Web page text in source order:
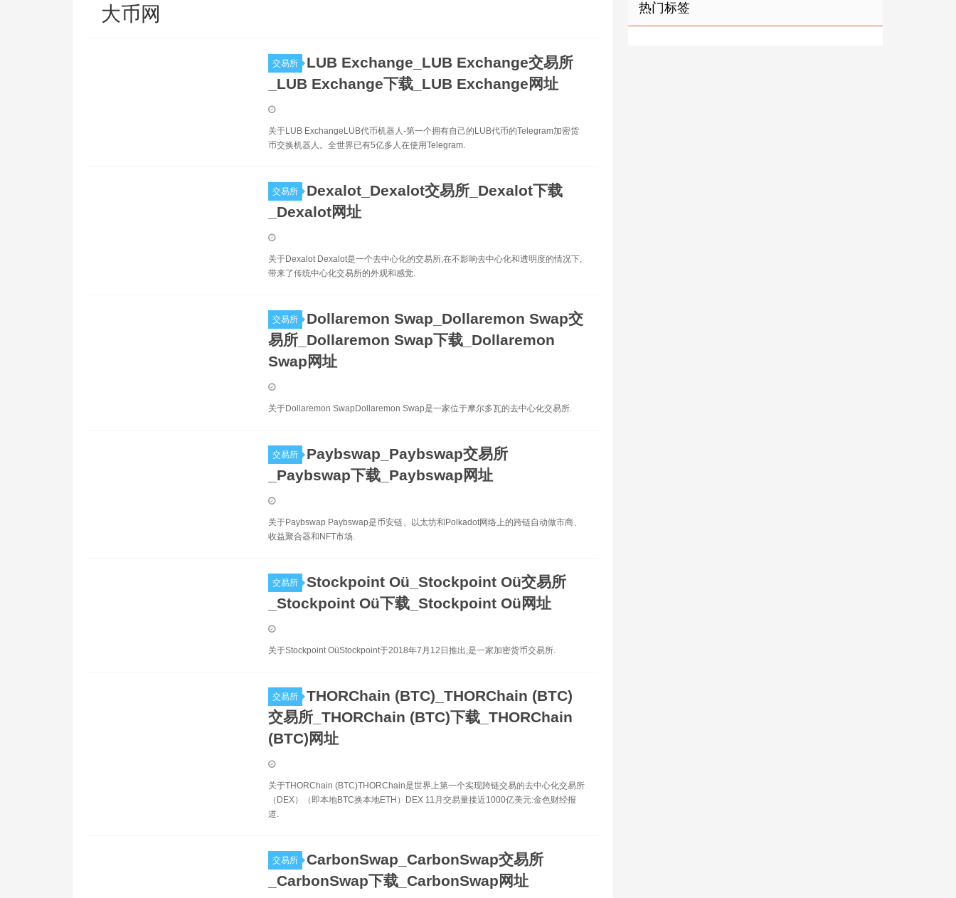
大币网
交易所
LUB Exchange_LUB Exchange交易所
_LUB Exchange下载_LUB Exchange网址
关于LUB ExchangeLUB代币机器人-第一个拥有自己的LUB代币的Telegram加密货
币交换机器人。全世界已有5亿多人在使用Telegram.
交易所
Dexalot_Dexalot交易所_Dexalot下载
_Dexalot网址
关于Dexalot Dexalot是一个去中心化的交易所,在不影响去中心化和透明度的情况下,
带来了传统中心化交易所的外观和感觉.
交易所
Dollaremon Swap_Dollaremon Swap交
易所_Dollaremon Swap下载_Dollaremon
Swap网址
关于Dollaremon SwapDollaremon Swap是一家位于摩尔多瓦的去中心化交易所.
交易所
Paybswap_Paybswap交易所
_Paybswap下载_Paybswap网址
关于Paybswap Paybswap是币安链、以太坊和Polkadot网络上的跨链自动做市商、
收益聚合器和NFT市场.
交易所
Stockpoint Oü_Stockpoint Oü交易所
_Stockpoint Oü下载_Stockpoint Oü网址
关于Stockpoint OüStockpoint于2018年7月12日推出,是一家加密货币交易所.
交易所
THORChain (BTC)_THORChain (BTC)
交易所_THORChain (BTC)下载_THORChain
(BTC)网址
关于THORChain (BTC)THORChain是世界上第一个实现跨链交易的去中心化交易所
（DEX）（即本地BTC换本地ETH）DEX 11月交易量接近1000亿美元:金色财经报
道.
交易所
CarbonSwap_CarbonSwap交易所
_CarbonSwap下载_CarbonSwap网址
热门标签